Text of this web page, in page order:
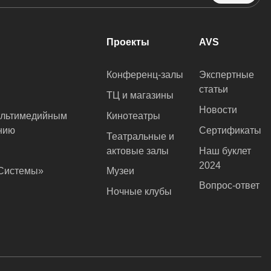
Проекты
Конференц-залы
ТЦ и магазины
Кинотеатры
Театральные и
актовые залы
Музеи
Ночные клубы
AVS
Экспертные
статьи
Новости
Сертификаты
Наш буклет
2024
Вопрос-ответ